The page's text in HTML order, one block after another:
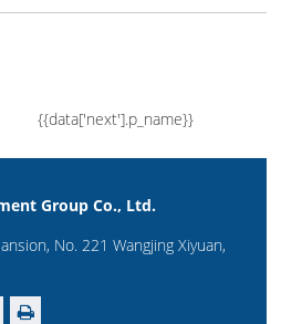
{{data['next'].p_name}}
Group Co., Ltd.
No. 221 Wangjing Xiyuan,